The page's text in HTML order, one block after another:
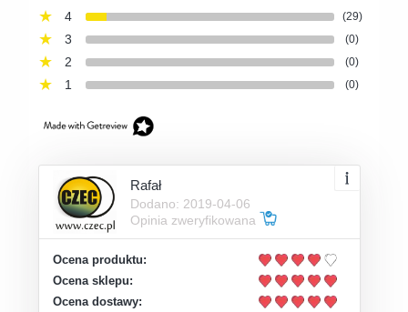
4 (29)
3 (0)
2 (0)
1 (0)
Rafał
Dodano: 2019-04-06
Opinia zweryfikowana
Ocena produktu:
Ocena sklepu:
Ocena dostawy: